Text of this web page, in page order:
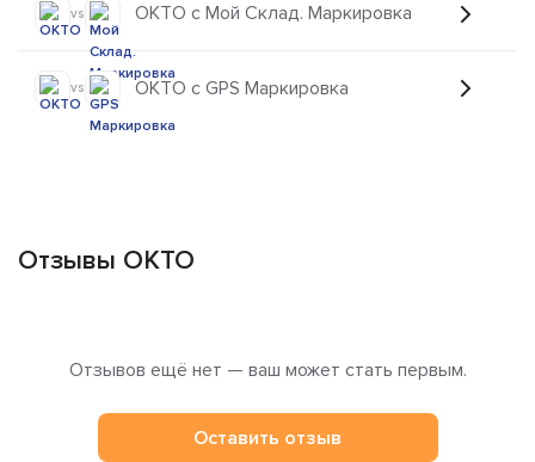
vs ОКТО с Мой Склад. Маркировка
vs ОКТО с GPS Маркировка
Отзывы ОКТО
Отзывов ещё нет — ваш может стать первым.
Оставить отзыв